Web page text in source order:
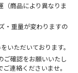
（商品により異なりま
・重量が変わりますの
いただいております。
ご確認をお願いいたし
連絡くださいませ。